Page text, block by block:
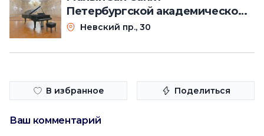
Петербургской академической
филармонии им. Шостаковича
Невский пр., 30
В избранное Поделиться
Ваш комментарий